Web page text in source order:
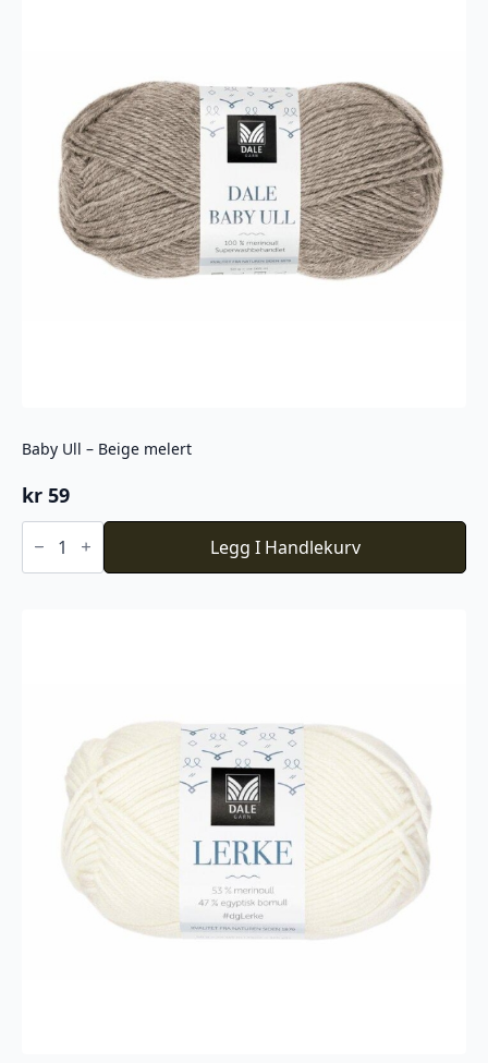
Baby Ull – Beige melert
kr 59
Baby
Ull
Beige
Legg I Handlekurv